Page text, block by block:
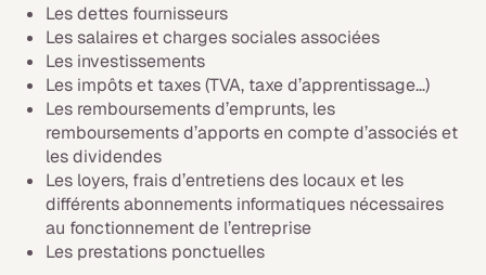
Les dettes fournisseurs
Les salaires et charges sociales associées
Les investissements
Les impôts et taxes (TVA, taxe d’apprentissage…)
Les remboursements d’emprunts, les
remboursements d’apports en compte d’associés et
les dividendes
Les loyers, frais d’entretiens des locaux et les
différents abonnements informatiques nécessaires
au fonctionnement de l’entreprise
Les prestations ponctuelles